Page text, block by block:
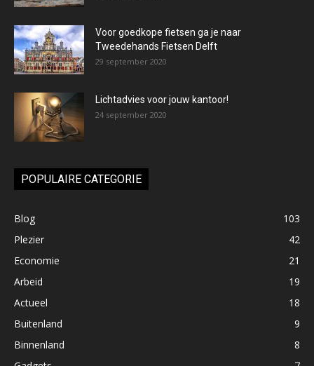
Voor goedkope fietsen ga je naar
Tweedehands Fietsen Delft
29 september 2020
Lichtadvies voor jouw kantoor!
24 september 2020
POPULAIRE CATEGORIE
Blog
103
Plezier
42
Economie
21
Arbeid
19
Actueel
18
Buitenland
9
Binnenland
8